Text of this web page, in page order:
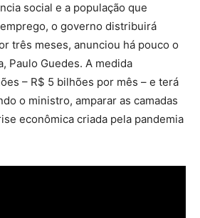
social e a população que
o governo distribuirá
três meses, anunciou há pouco o
Paulo Guedes. A medida
– R$ 5 bilhões por mês – e terá
o ministro, amparar as camadas
econômica criada pela pandemia